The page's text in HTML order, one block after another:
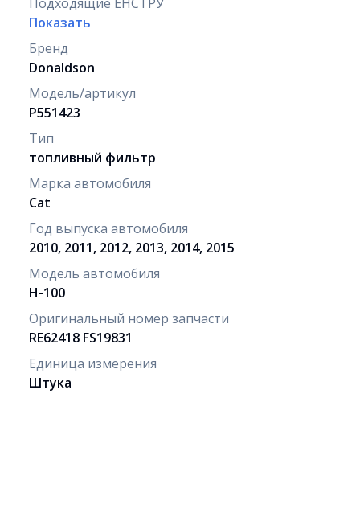
Показать
Бренд
Donaldson
Модель/артикул
P551423
Тип
топливный фильтр
Марка автомобиля
Cat
Год выпуска автомобиля
2010, 2011, 2012, 2013, 2014, 2015
Модель автомобиля
H-100
Оригинальный номер запчасти
RE62418 FS19831
Единица измерения
Штука